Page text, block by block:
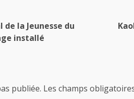
la Jeunesse du
installé
publiée. Les champs